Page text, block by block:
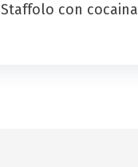
Staffolo con cocaina